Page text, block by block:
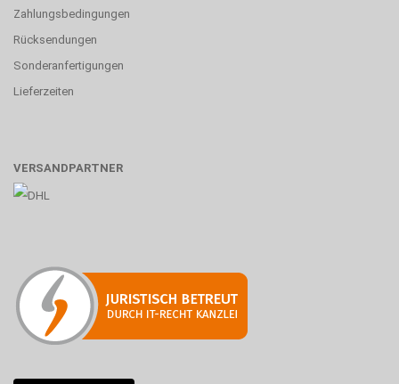
Zahlungsbedingungen
Rücksendungen
Sonderanfertigungen
Lieferzeiten
VERSANDPARTNER